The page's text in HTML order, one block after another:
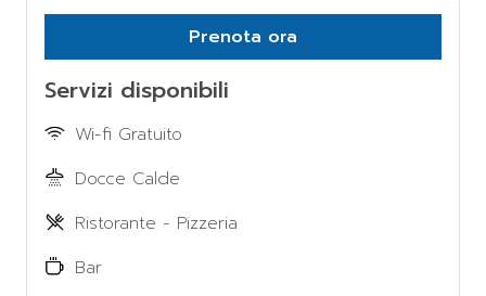
Prenota ora
Servizi disponibili
Wi-fi Gratuito
Docce Calde
Ristorante - Pizzeria
Bar